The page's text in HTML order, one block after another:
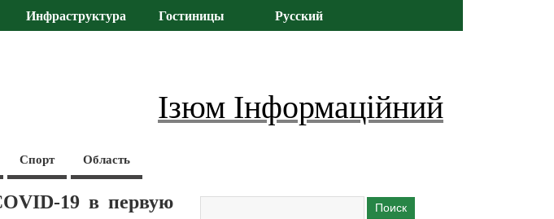
Инфраструктура Гостиницы Русский
Ізюм Інформаційний
Спорт Область
19 в первую